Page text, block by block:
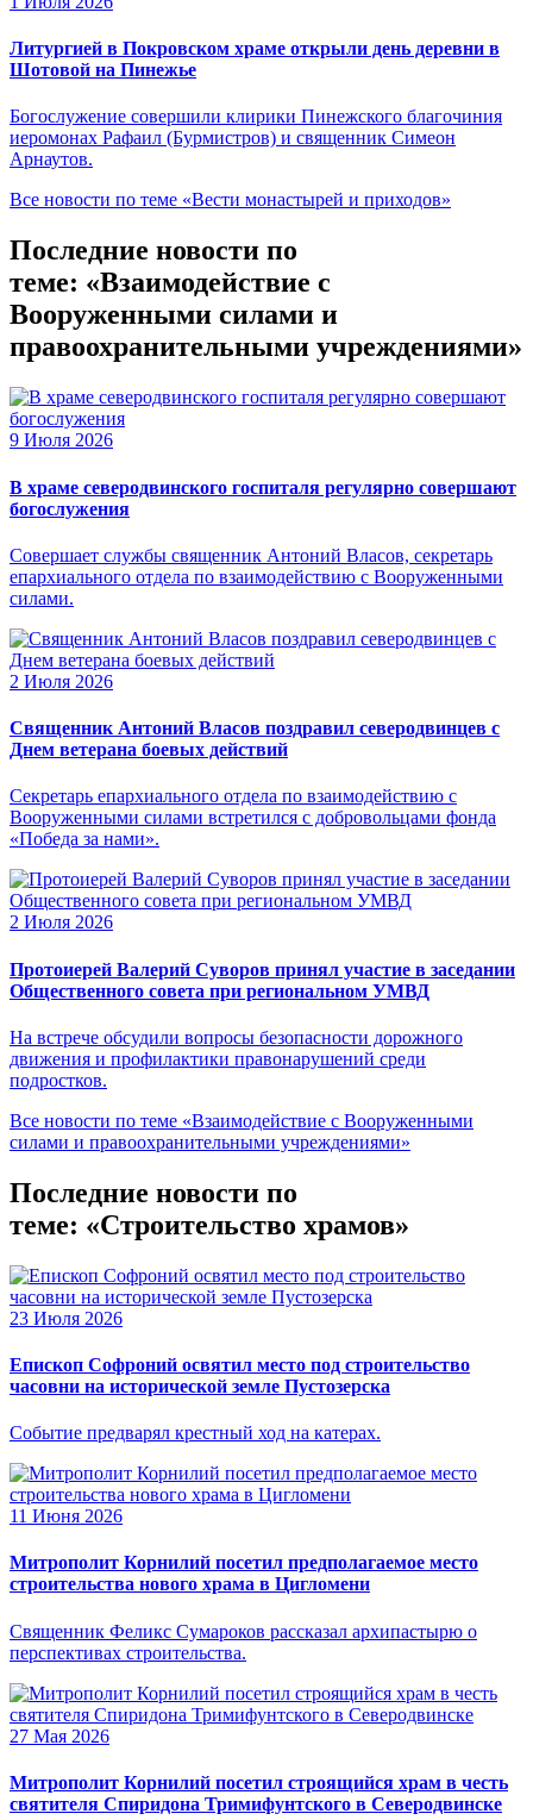
Литургией в Покровском храме открыли день деревни в
Шотовой на Пинежье
Богослужение совершили клирики Пинежского благочиния
иеромонах Рафаил (Бурмистров) и священник Симеон
Арнаутов.
Все новости по теме «Вести монастырей и приходов»
Последние новости по
теме: «Взаимодействие с
Вооруженными силами и
правоохранительными учреждениями»
9 Июля 2026
В храме северодвинского госпиталя регулярно совершают
богослужения
Совершает службы священник Антоний Власов, секретарь
епархиального отдела по взаимодействию с Вооруженными
силами.
2 Июля 2026
Священник Антоний Власов поздравил северодвинцев с
Днем ветерана боевых действий
Секретарь епархиального отдела по взаимодействию с
Вооруженными силами встретился с добровольцами фонда
«Победа за нами».
2 Июля 2026
Протоиерей Валерий Суворов принял участие в заседании
Общественного совета при региональном УМВД
На встрече обсудили вопросы безопасности дорожного
движения и профилактики правонарушений среди
подростков.
Все новости по теме «Взаимодействие с Вооруженными
силами и правоохранительными учреждениями»
Последние новости по
теме: «Строительство храмов»
23 Июля 2026
Епископ Софроний освятил место под строительство
часовни на исторической земле Пустозерска
Событие предварял крестный ход на катерах.
11 Июня 2026
Митрополит Корнилий посетил предполагаемое место
строительства нового храма в Цигломени
Священник Феликс Сумароков рассказал архипастырю о
перспективах строительства.
27 Мая 2026
Митрополит Корнилий посетил строящийся храм в честь
святителя Спиридона Тримифунтского в Северодвинске